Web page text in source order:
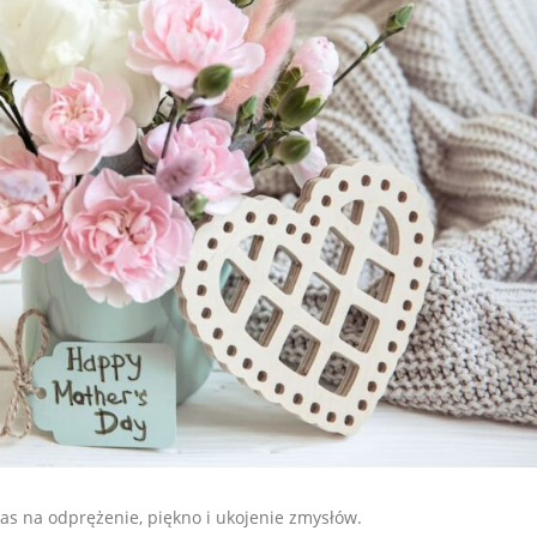
na odprężenie, piękno i ukojenie zmysłów.